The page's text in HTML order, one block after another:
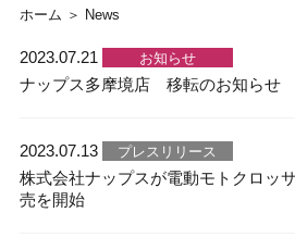
ホーム ＞ News
2023.07.21 お知らせ
ナップス多摩境店 移転のお知らせ
2023.07.13 プレスリリース
株式会社ナップスが電動モトクロッ
売を開始